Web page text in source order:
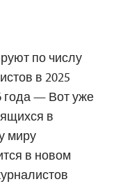
по числу
в 2025
года — Вот уже
в
миру
в новом